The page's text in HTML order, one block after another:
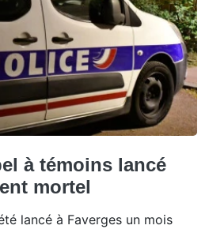
à témoins lancé
mortel
lancé à Faverges un mois